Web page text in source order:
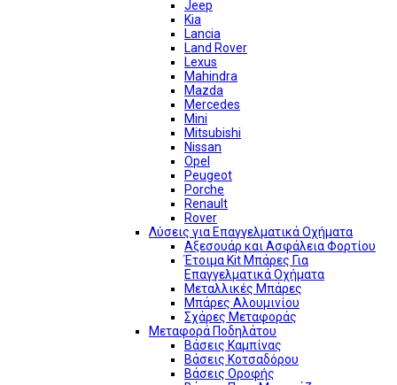
Jeep
Kia
Lancia
Land Rover
Lexus
Mahindra
Mazda
Mercedes
Mini
Mitsubishi
Nissan
Opel
Peugeot
Porche
Renault
Rover
Λύσεις για Επαγγελματικά Οχήματα
Αξεσουάρ και Ασφάλεια Φορτίου
Έτοιμα Kit Μπάρες Για
Επαγγελματικά Οχήματα
Μεταλλικές Μπάρες
Μπάρες Αλουμινίου
Σχάρες Μεταφοράς
Μεταφορά Ποδηλάτου
Βάσεις Καμπίνας
Βάσεις Κοτσαδόρου
Βάσεις Οροφής